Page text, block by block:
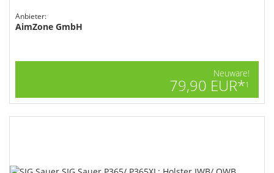
Anbieter:
AimZone GmbH
Neuware!
79,90 EUR*1